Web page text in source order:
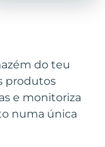
do teu
produtos
e monitoriza
numa única